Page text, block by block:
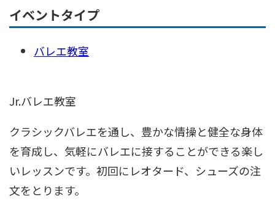
イベントタイプ
バレエ教室
Jr.バレエ教室
クラシックバレエを通し、豊かな情操と健全な身体
を育成し、気軽にバレエに接することができる楽し
いレッスンです。初回にレオタード、シューズの注
文をとります。